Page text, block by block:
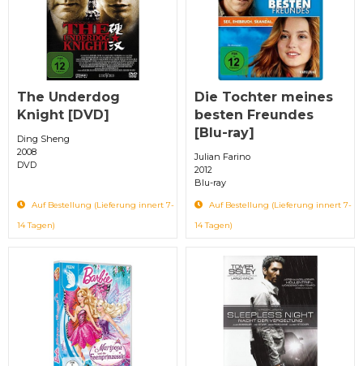
The Underdog
Knight [DVD]
Ding Sheng
2008
DVD
Auf Bestellung (Lieferung innert 7-
14 Tagen)
Die Tochter meines
besten Freundes
[Blu-ray]
Julian Farino
2012
Blu-ray
Auf Bestellung (Lieferung innert 7-
14 Tagen)